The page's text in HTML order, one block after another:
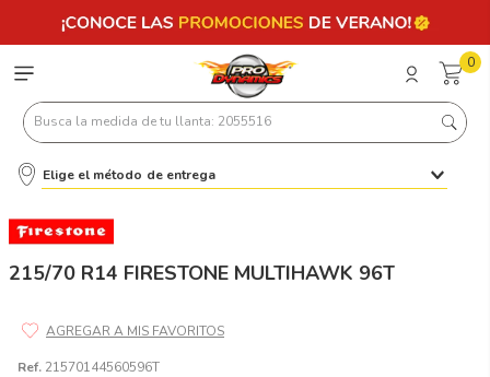
0
Busca la medida de tu llanta: 2055516
Elige el método de entrega
215/70 R14 FIRESTONE MULTIHAWK 96T
Ref. 21570144560596T
Términos más buscados